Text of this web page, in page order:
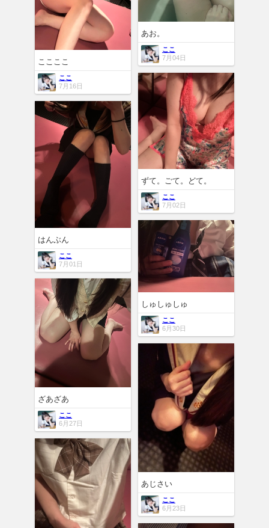
ここここ
ここ
7月16日
あお。
ここ
7月04日
ずて。ごて。どて。
ここ
7月02日
はんぶん
ここ
7月01日
しゅしゅしゅ
ここ
6月30日
ざあざあ
ここ
6月27日
あじさい
ここ
6月23日